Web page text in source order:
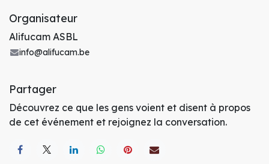
Organisateur
Alifucam ASBL
info@alifucam.be
Partager
Découvrez ce que les gens voient et disent à propos
de cet événement et rejoignez la conversation.